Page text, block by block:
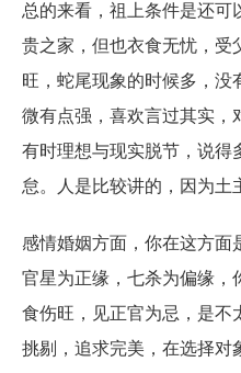
总的来看，祖上条件是还可
贵之家，但也衣食无忧，受
旺，蛇尾现象的时候多，没
微有点强，喜欢言过其实，
有时理想与现实脱节，说得
怠。人是比较讲的，因为土
感情婚姻方面，你在这方面
官星为正缘，七杀为偏缘，
食伤旺，见正官为忌，是不
挑剔，追求完美，在选择对